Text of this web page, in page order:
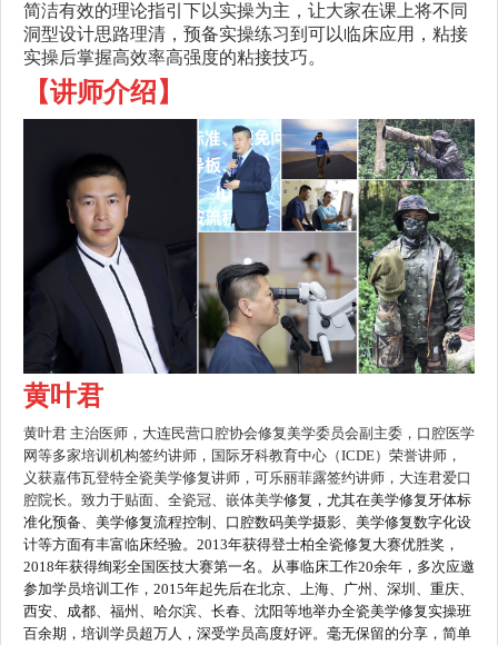
简洁有效的理论指引下以实操为主，让大家在课上将不同
洞型设计思路理清，预备实操练习到可以临床应用，粘接
实操后掌握高效率高强度的粘接技巧。
【讲师介绍】
黄叶君
黄叶君 主治医师，大连民营口腔协会修复美学委员会副主委，口腔医学
网等多家培训机构签约讲师，国际牙科教育中心（ICDE）荣誉讲师，
义获嘉伟瓦登特全瓷美学修复讲师，可乐丽菲露签约讲师，大连君爱口
腔院长。致力于贴面、全瓷冠、嵌体美学修复，尤其在美学修复牙体标
准化预备、美学修复流程控制、口腔数码美学摄影、美学修复数字化设
计等方面有丰富临床经验。2013年获得登士柏全瓷修复大赛优胜奖，
2018年获得绚彩全国医技大赛第一名。从事临床工作20余年，多次应邀
参加学员培训工作，2015年起先后在北京、上海、广州、深圳、重庆、
西安、成都、福州、哈尔滨、长春、沈阳等地举办全瓷美学修复实操班
百余期，培训学员超万人，深受学员高度好评。毫无保留的分享，简单